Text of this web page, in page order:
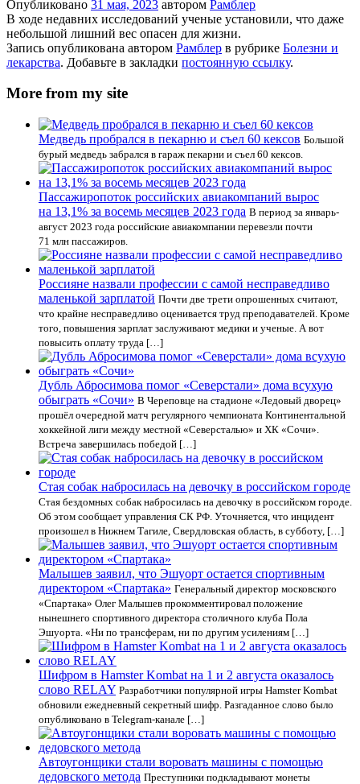
Опубликовано 31 мая, 2023 автором Рамблер
В ходе недавних исследований ученые установили, что даже
небольшой лишний вес опасен для жизни.
Запись опубликована автором Рамблер в рубрике Болезни и
лекарства. Добавьте в закладки постоянную ссылку.
More from my site
Медведь пробрался в пекарню и съел 60 кексов Большой
бурый медведь забрался в гараж пекарни и съел 60 кексов.
Пассажиропоток российских авиакомпаний вырос
на 13,1% за восемь месяцев 2023 года В период за январь-
август 2023 года российские авиакомпании перевезли почти
71 млн пассажиров.
Россияне назвали профессии с самой несправедливо
маленькой зарплатой Почти две трети опрошенных считают,
что крайне несправедливо оценивается труд преподавателей. Кроме
того, повышения зарплат заслуживают медики и ученые. А вот
повысить оплату труда […]
Дубль Абросимова помог «Северстали» дома всухую
обыграть «Сочи» В Череповце на стадионе «Ледовый дворец»
прошёл очередной матч регулярного чемпионата Континентальной
хоккейной лиги между местной «Северсталью» и ХК «Сочи».
Встреча завершилась победой […]
Стая собак набросилась на девочку в российском городе
Стая бездомных собак набросилась на девочку в российском городе.
Об этом сообщает управления СК РФ. Уточняется, что инцидент
произошел в Нижнем Тагиле, Свердловская область, в субботу, […]
Малышев заявил, что Эшуорт остается спортивным
директором «Спартака» Генеральный директор московского
«Спартака» Олег Малышев прокомментировал положение
нынешнего спортивного директора столичного клуба Пола
Эшуорта. «Ни по трансферам, ни по другим усилениям […]
Шифром в Hamster Kombat на 1 и 2 августа оказалось
слово RELAY Разработчики популярной игры Hamster Kombat
обновили ежедневный секретный шифр. Разгаданное слово было
опубликовано в Telegram-канале […]
Автоугонщики стали воровать машины с помощью
дедовского метода Преступники подкладывают монеты